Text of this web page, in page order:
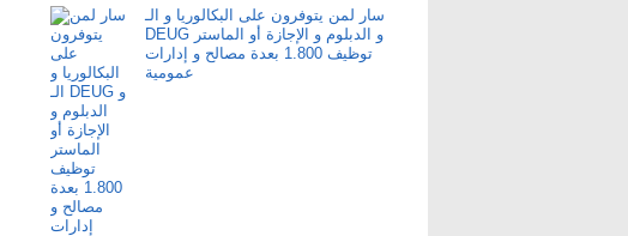
سار لمن يتوفرون على البكالوريا و الـ
DEUG و الدبلوم و الإجازة أو الماستر
توظيف 1.800 بعدة مصالح و إدارات
عمومية